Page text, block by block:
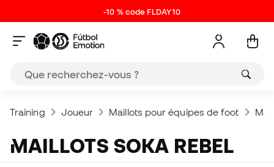
-10 % code FLDAY10
Training Joueur Maillots pour équipes de foot
MAILLOTS SOKA REBEL